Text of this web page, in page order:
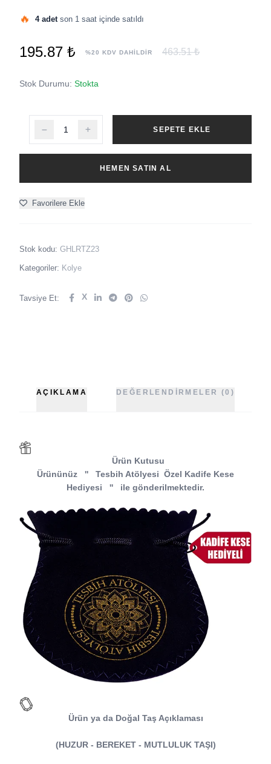
🔥 4 adet son 1 saat içinde satıldı
195.87 ₺ %20 KDV DAHİLDİR 463.51 ₺
Stok Durumu: Stokta
SEPETE EKLE
HEMEN SATIN AL
Favorilere Ekle
Stok kodu: GHLRTZ23
Kategoriler: Kolye
Tavsiye Et: X
AÇIKLAMA DEĞERLENDIRMELER (0)
Ürün Kutusu
Ürününüz
'' Tesbih Atölyesi Özel Kadife Kese
Hediyesi
'' ile gönderilmektedir.
Ürün ya da Doğal Taş Açıklaması
(HUZUR - BEREKET - MUTLULUK TAŞI)